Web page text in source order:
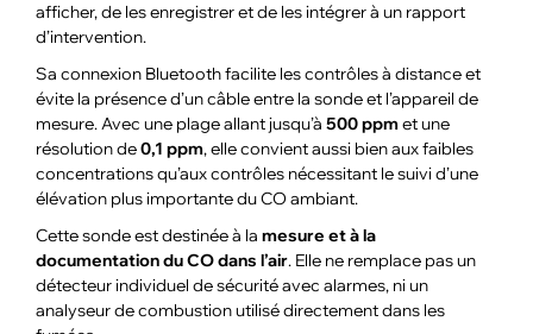
afficher, de les enregistrer et de les intégrer à un rapport
d’intervention.
Sa connexion Bluetooth facilite les contrôles à distance et
évite la présence d’un câble entre la sonde et l’appareil de
mesure. Avec une plage allant jusqu’à 500 ppmet une
résolution de0,1 ppm, elle convient aussi bien aux faibles
concentrations qu’aux contrôles nécessitant le suivi d’une
élévation plus importante du CO ambiant.
Cette sonde est destinée à la mesure et à la
documentation du CO dans l’air. Elle ne remplace pas un
détecteur individuel de sécurité avec alarmes, ni un
analyseur de combustion utilisé directement dans les